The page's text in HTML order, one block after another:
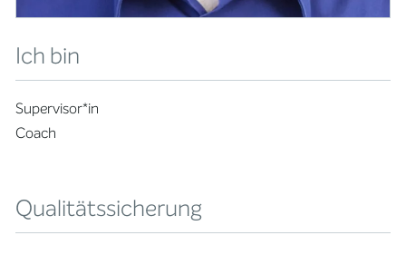
Ich bin
Supervisor*in
Coach
Qualitätssicherung